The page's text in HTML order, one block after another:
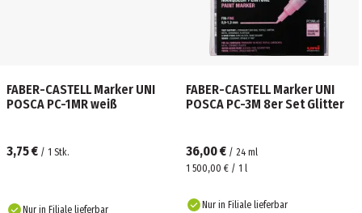
FABER-CASTELL Marker UNI
POSCA PC-1MR weiß
3,75 € / 1 Stk.
Nur in Filiale lieferbar
FABER-CASTELL Marker UNI
POSCA PC-3M 8er Set Glitter
36,00 € / 24 ml
1 500,00 € / 1 l
Nur in Filiale lieferbar